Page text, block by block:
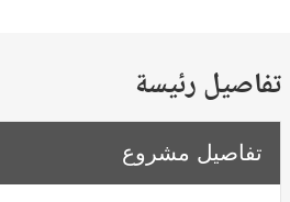
رئيسة
مشروع